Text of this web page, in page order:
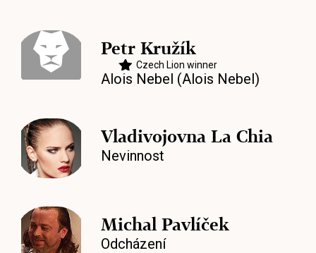
Petr Kružík
Czech Lion winner
Alois Nebel (Alois Nebel)
Vladivojovna La Chia
Nevinnost
Michal Pavlíček
Odcházení